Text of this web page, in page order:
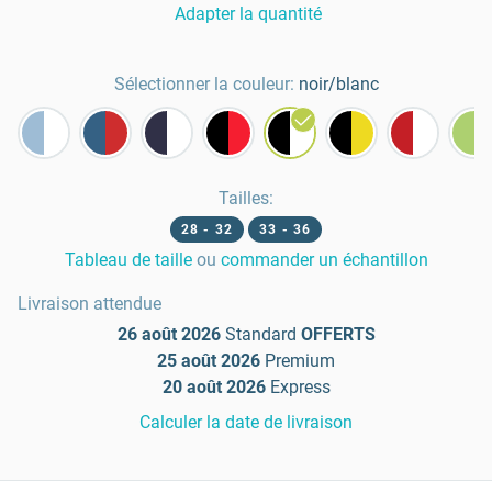
Adapter la quantité
Sélectionner la couleur: noir/blanc
Tailles:
28 - 32 33 - 36
Tableau de taille ou commander un échantillon
Livraison attendue
26 août 2026 Standard OFFERTS
25 août 2026 Premium
20 août 2026 Express
Calculer la date de livraison